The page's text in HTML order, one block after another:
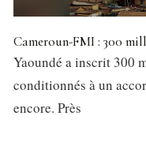
Cameroun-FMI : 300
Yaoundé a inscrit 300
conditionnés à un
encore. Près